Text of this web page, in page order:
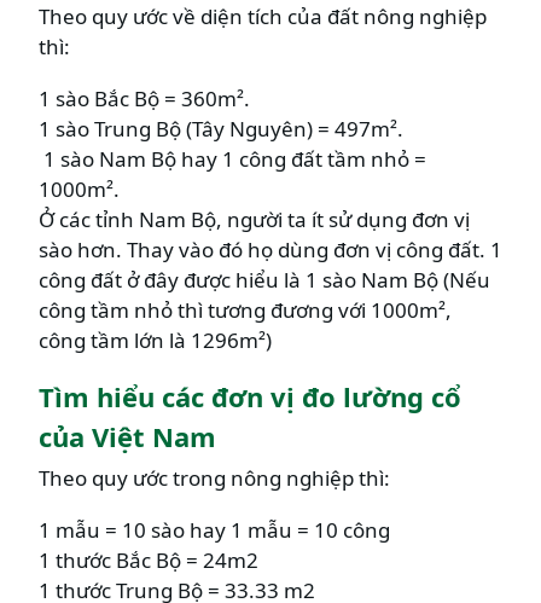
Theo quy ước về diện tích của đất nông nghiệp
thì:
1 sào Bắc Bộ = 360m².
1 sào Trung Bộ (Tây Nguyên) = 497m².
1 sào Nam Bộ hay 1 công đất tầm nhỏ =
1000m².
Ở các tỉnh Nam Bộ, người ta ít sử dụng đơn vị
sào hơn. Thay vào đó họ dùng đơn vị công đất. 1
công đất ở đây được hiểu là 1 sào Nam Bộ (Nếu
công tầm nhỏ thì tương đương với 1000m²,
công tầm lớn là 1296m²)
Tìm hiểu các đơn vị đo lường cổ
của Việt Nam
Theo quy ước trong nông nghiệp thì:
1 mẫu = 10 sào hay 1 mẫu = 10 công
1 thước Bắc Bộ = 24m2
1 thước Trung Bộ = 33.33 m2